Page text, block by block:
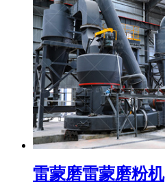
雷蒙磨雷蒙磨粉机